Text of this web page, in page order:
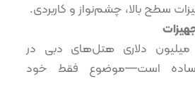
سطح بالا، چشم‌نواز و کاربردی.
میلیون دلاری هتل‌های دبی در
است—موضوع فقط خود